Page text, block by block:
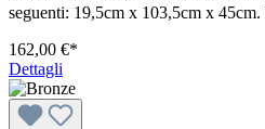
seguenti: 19,5cm x 103,5cm x
162,00 €*
Dettagli